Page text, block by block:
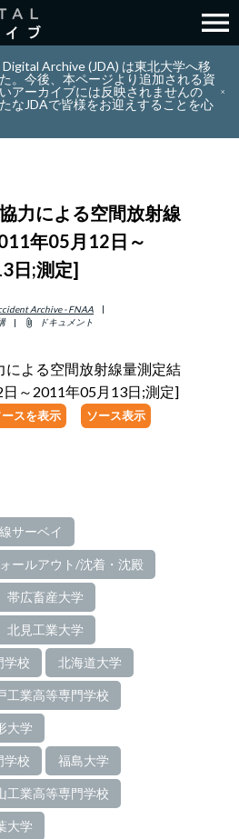
search 検索
コレクション
リソース
アバウト
日本語
サインイン
menu
Archive (JDA) は東北大学へ移
。今後、本ページより追加される資
アーカイブには反映されませんの
なJDAで皆様をお迎えすることを心
力による空間放射線
年05月12日～
日;測定]
Archive - FNAA
attach_file ドキュメント
による空間放射線量測定結
～2011年05月13日;測定]
スを表示 ソース表示
サーベイ
ールアウト/沈着・沈殿
帯広畜産大学
北見工業大学
学校 北海道大学
工業高等専門学校
大学
学校 福島大学
工業高等専門学校
大学